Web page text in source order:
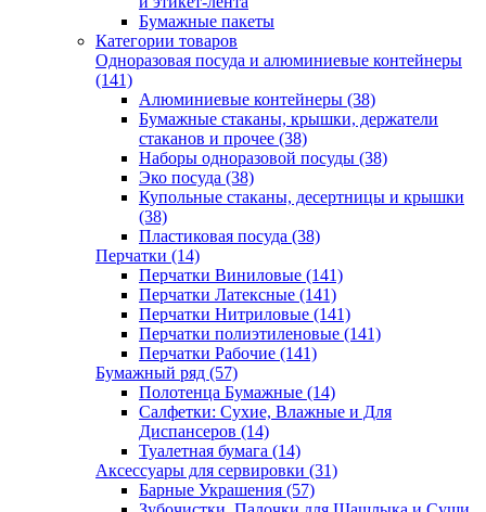
Бумажные пакеты
Категории товаров
Одноразовая посуда и алюминиевые контейнеры
(141)
Алюминиевые контейнеры (38)
Бумажные стаканы, крышки, держатели
стаканов и прочее (38)
Наборы одноразовой посуды (38)
Эко посуда (38)
Купольные стаканы, десертницы и крышки
(38)
Пластиковая посуда (38)
Перчатки (14)
Перчатки Виниловые (141)
Перчатки Латексные (141)
Перчатки Нитриловые (141)
Перчатки полиэтиленовые (141)
Перчатки Рабочие (141)
Бумажный ряд (57)
Полотенца Бумажные (14)
Салфетки: Сухие, Влажные и Для
Диспансеров (14)
Туалетная бумага (14)
Аксессуары для сервировки (31)
Барные Украшения (57)